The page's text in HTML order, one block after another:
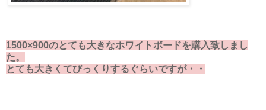
1500×900のとても大きなホワイトボードを購入致しまし
た。
とても大きくてびっくりするぐらいですが・・